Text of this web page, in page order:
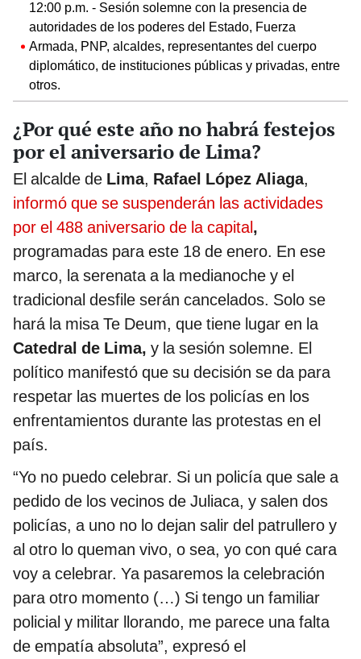
12:00 p.m. - Sesión solemne con la presencia de
autoridades de los poderes del Estado, Fuerza
Armada, PNP, alcaldes, representantes del cuerpo
diplomático, de instituciones públicas y privadas, entre
otros.
¿Por qué este año no habrá festejos
por el aniversario de Lima?
El alcalde de Lima, Rafael López Aliaga,
informó que se suspenderán las actividades
por el 488 aniversario de la capital,
programadas para este 18 de enero. En ese
marco, la serenata a la medianoche y el
tradicional desfile serán cancelados. Solo se
hará la misa Te Deum, que tiene lugar en la
Catedral de Lima, y la sesión solemne. El
político manifestó que su decisión se da para
respetar las muertes de los policías en los
enfrentamientos durante las protestas en el
país.
“Yo no puedo celebrar. Si un policía que sale a
pedido de los vecinos de Juliaca, y salen dos
policías, a uno no lo dejan salir del patrullero y
al otro lo queman vivo, o sea, yo con qué cara
voy a celebrar. Ya pasaremos la celebración
para otro momento (…) Si tengo un familiar
policial y militar llorando, me parece una falta
de empatía absoluta”, expresó el